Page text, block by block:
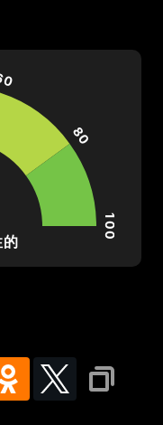
отчет о
RUB
80
100